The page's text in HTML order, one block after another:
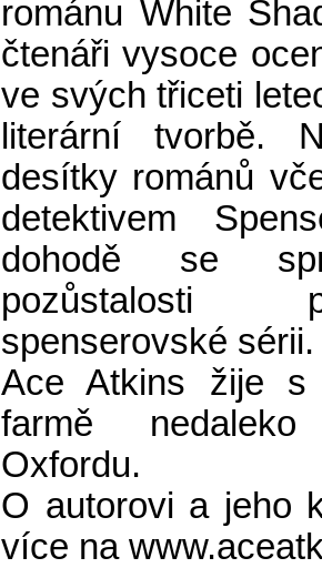
románu White
čtenáři vysoce
ve svých třiceti
literární tvorbě.
desítky románů
detektivem
dohodě se
pozůstalosti
spenserovské sérii.
Ace Atkins žije s
farmě nedaleko
Oxfordu.
O autorovi a jeho
více na